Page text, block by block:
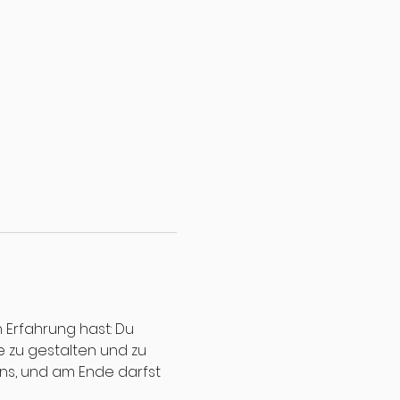
hast: Du
zu gestalten und zu
und am Ende darfst